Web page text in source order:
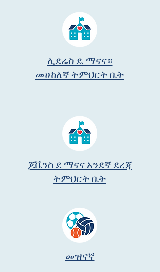
ሊደሬስ ዴ ማናና።
መሀከለኛ ትምህርት ቤት
ጆቬንስ ደ ማናና አንደኛ ደረጃ
ትምህርት ቤት
መዝናኛ